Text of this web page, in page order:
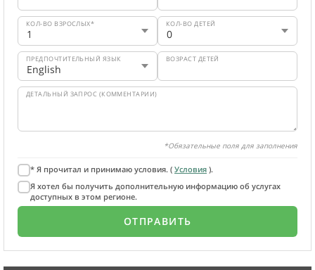
КОЛ-ВО ВЗРОСЛЫХ* КОЛ-ВО ДЕТЕЙ
ПРЕДПОЧТИТЕЛЬНЫЙ ЯЗЫК ВОЗРАСТ ДЕТЕЙ
ДЕТАЛЬНЫЙ ЗАПРОС (КОММЕНТАРИИ)
*Обязательные поля для заполнения
* Я прочитал и принимаю условия. ( Условия ).
Я хотел бы получить дополнительную информацию об услугах
доступных в этом регионе.